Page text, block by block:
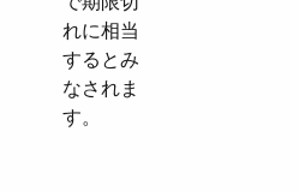
れに相当
するとみ
なされま
す。